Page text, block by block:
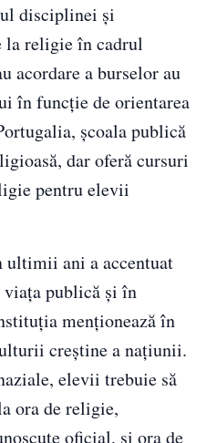
disciplinei și
la religie în cadrul
acordare a burselor au
în funcție de orientarea
școala publică
dar oferă cursuri
pentru elevii
ultimii ani a accentuat
publică și în
menționează în
creștine a națiunii.
elevii trebuie să
ora de religie,
oficial, și ora de